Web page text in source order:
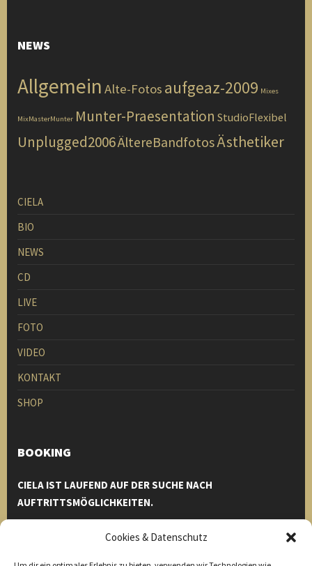
Cookies & Datenschutz
NEWS
Allgemein Alte-Fotos aufgeaz-2009 Mixes
MixMasterMunter Munter-Praesentation StudioFlexibel
Unplugged2006ÄltereBandfotosÄsthetiker
CIELA
BIO
NEWS
CD
LIVE
FOTO
VIDEO
KONTAKT
SHOP
BOOKING
CIELA IST LAUFEND AUF DER SUCHE NACH
AUFTRITTSMÖGLICHKEITEN.
Einfach bei uns melden und wir helfen euch euren Event zu